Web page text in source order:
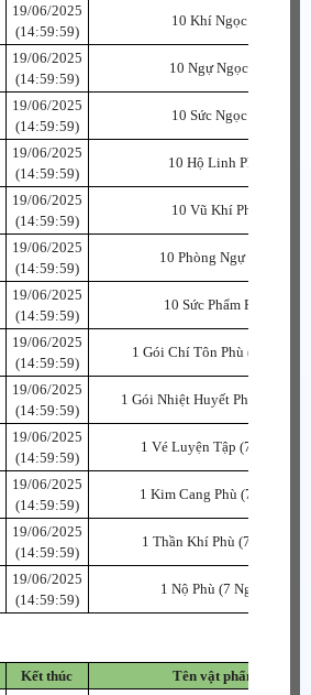
19/06/2025
(14:59:59)
10 Khí Ngọc B
19/06/2025
(14:59:59)
10 Ngự Ngọc B
19/06/2025
(14:59:59)
10 Sức Ngọc B
19/06/2025
(14:59:59)
10 Hộ Linh Phù
19/06/2025
(14:59:59)
10 Vũ Khí Phù
19/06/2025
(14:59:59)
10 Phòng Ngự Phù
19/06/2025
(14:59:59)
10 Sức Phẩm Phù
19/06/2025
(14:59:59)
1 Gói Chí Tôn Phù (7 Ngày)
19/06/2025
(14:59:59)
1 Gói Nhiệt Huyết Phù (7 Ngày)
19/06/2025
(14:59:59)
1 Vé Luyện Tập (7 Ngày)
19/06/2025
(14:59:59)
1 Kim Cang Phù (7 Ngày)
19/06/2025
(14:59:59)
1 Thần Khí Phù (7 Ngày)
19/06/2025
(14:59:59)
1 Nộ Phù (7 Ngày)
Kết thúc Tên vật phẩm